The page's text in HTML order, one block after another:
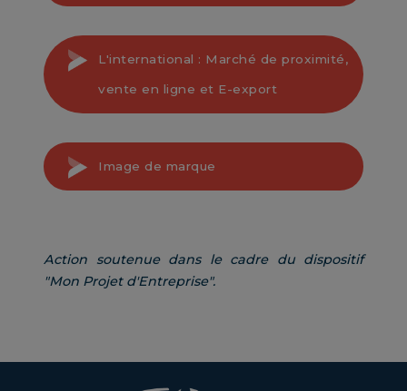
L'international : Marché de proximité,
vente en ligne et E-export
Image de marque
Action soutenue dans le cadre du dispositif
"Mon Projet d'Entreprise".